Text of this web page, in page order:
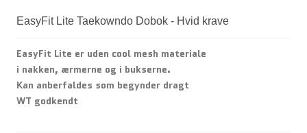
EasyFit Lite Taekowndo Dobok - Hvid krave
EasyFit Lite er uden cool mesh materiale
i nakken, ærmerne og i bukserne.
Kan anberfaldes som begynder dragt
WT godkendt